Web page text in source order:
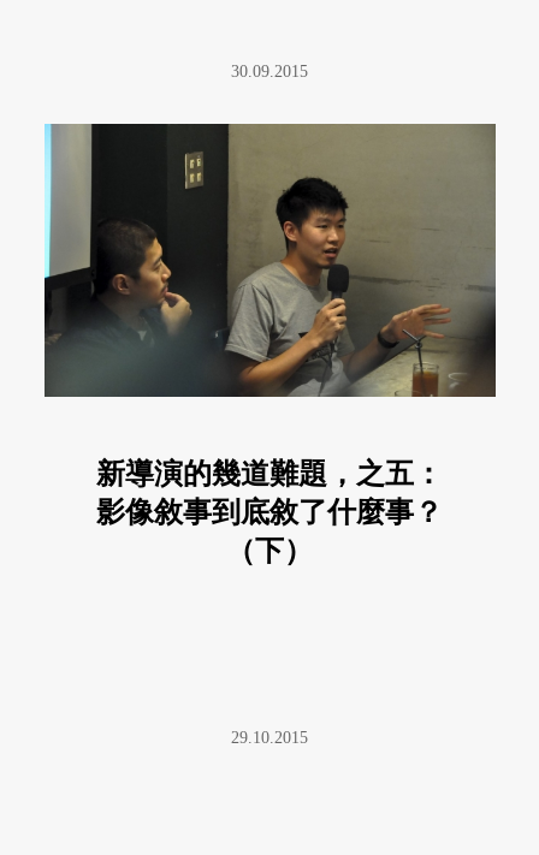
30.09.2015
新導演的幾道難題，之五：
影像敘事到底敘了什麼事？
（下）
29.10.2015